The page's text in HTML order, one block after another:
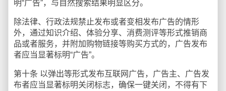
明“广告”，与自然搜索结果明显区分。
除法律、行政法规禁止发布或者变相发布广告的情形
外，通过知识介绍、体验分享、消费测评等形式推销商
品或者服务，并附加购物链接等购买方式的，广告发布
者应当显著标明“广告”。
第十条 以弹出等形式发布互联网广告，广告主、广告发
布者应当显著标明关闭标志，确保一键关闭，不得有下